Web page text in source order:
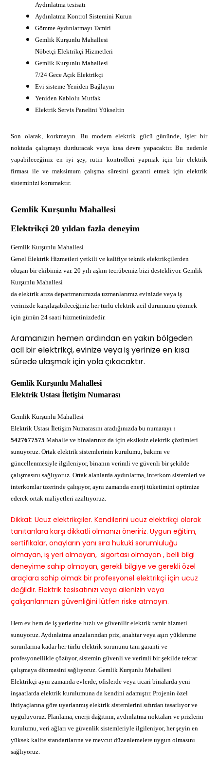
Aydınlatma tesisatı
Aydınlatma Kontrol Sistemini Kurun
Gömme Aydınlatmayı Tamiri
Gemlik Kurşunlu Mahallesi
Nöbetçi Elektrikçi Hizmetleri
Gemlik Kurşunlu Mahallesi
7/24 Gece Açık Elektrikçi
Evi sisteme Yeniden Bağlayın
Yeniden Kablolu Mutfak
Elektrik Servis Panelini Yükseltin
Son olarak, korkmayın. Bu modern elektrik gücü gününde, işler bir
noktada çalışmayı durduracak veya kısa devre yapacaktır. Bu nedenle
yapabileceğiniz en iyi şey, rutin kontrolleri yapmak için bir elektrik
firması ile ve maksimum çalışma süresini garanti etmek için elektrik
sisteminizi korumaktır.
Gemlik Kurşunlu Mahallesi
Elektrikçi 20 yıldan fazla deneyim
Gemlik Kurşunlu Mahallesi
Genel Elektrik Hizmetleri yetkili ve kalifiye teknik elektrikçilerden
oluşan bir ekibimiz var. 20 yılı aşkın tecrübemiz bizi destekliyor. Gemlik
Kurşunlu Mahallesi
da elektrik arıza departmanımızda uzmanlarımız evinizde veya iş
yerinizde karşılaşabileceğiniz her türlü elektrik acil durumunu çözmek
için günün 24 saati hizmetinizdedir.
Aramanızın hemen ardından en yakın bölgeden
acil bir elektrikçi, evinize veya iş yerinize en kısa
sürede ulaşmak için yola çıkacaktır.
Gemlik Kurşunlu Mahallesi
Elektrik Ustası İletişim Numarası
Gemlik Kurşunlu Mahallesi
Elektrik Ustası İletişim Numarasını aradığınızda bu numarayı :
5427677575 Mahalle ve binalarınız da için eksiksiz elektrik çözümleri
sunuyoruz. Ortak elektrik sistemlerinin kurulumu, bakımı ve
güncellenmesiyle ilgileniyor, binanın verimli ve güvenli bir şekilde
çalışmasını sağlıyoruz. Ortak alanlarda aydınlatma, interkom sistemleri ve
interkomlar üzerinde çalışıyor, aynı zamanda enerji tüketimini optimize
ederek ortak maliyetleri azaltıyoruz.
Dikkat: Ucuz elektrikçiler. Kendilerini ucuz elektrikçi olarak
tanıtanlara karşı dikkatli olmanızı öneririz. Uygun eğitim,
sertifikalar, onayların yanı sıra hukuki sorumluluğu
olmayan, iş yeri olmayan, sigortası olmayan , belli bilgi
deneyime sahip olmayan, gerekli bilgiye ve gerekli özel
araçlara sahip olmak bir profesyonel elektrikçi için ucuz
değildir. Elektrik tesisatınızı veya ailenizin veya
çalışanlarınızın güvenliğini lütfen riske atmayın.
Hem ev hem de iş yerlerine hızlı ve güvenilir elektrik tamir hizmeti
sunuyoruz. Aydınlatma arızalarından priz, anahtar veya aşırı yüklenme
sorunlarına kadar her türlü elektrik sorununu tam garanti ve
profesyonellikle çözüyor, sistemin güvenli ve verimli bir şekilde tekrar
çalışmaya dönmesini sağlıyoruz. Gemlik Kurşunlu Mahallesi
Elektrikçi aynı zamanda evlerde, ofislerde veya ticari binalarda yeni
inşaatlarda elektrik kurulumuna da kendini adamıştır. Projenin özel
ihtiyaçlarına göre uyarlanmış elektrik sistemlerini sıfırdan tasarlıyor ve
uyguluyoruz. Planlama, enerji dağıtımı, aydınlatma noktaları ve prizlerin
kurulumu, veri ağları ve güvenlik sistemleriyle ilgileniyor, her şeyin en
yüksek kalite standartlarına ve mevcut düzenlemelere uygun olmasını
sağlıyoruz.